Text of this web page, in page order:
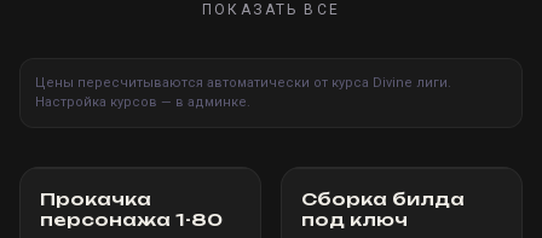
ПОКАЗАТЬ ВСЕ
Цены пересчитываются автоматически от курса Divine лиги.
Настройка курсов — в админке.
Прокачка
персонажа 1-80
УСЛУГА
Сборка билда
под ключ